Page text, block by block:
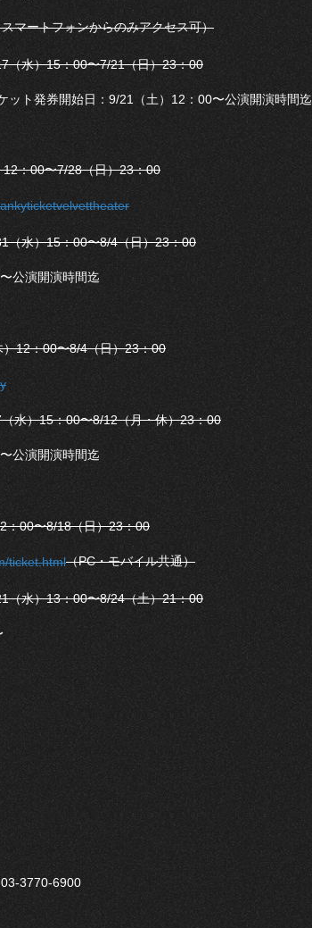
マートフォンからのみアクセス可）
（水）15：00〜7/21（日）23：00
ット発券開始日：9/21（土）12：00〜公演開演時間迄
：00〜7/28（日）23：00
（水）15：00〜8/4（日）23：00
公演開演時間迄
12：00〜8/4（日）23：00
水）15：00〜8/12（月・休）23：00
公演開演時間迄
：00〜8/18（日）23：00
ticket.html（PC・モバイル共通）
（水）13：00〜8/24（土）21：00
3770-6900